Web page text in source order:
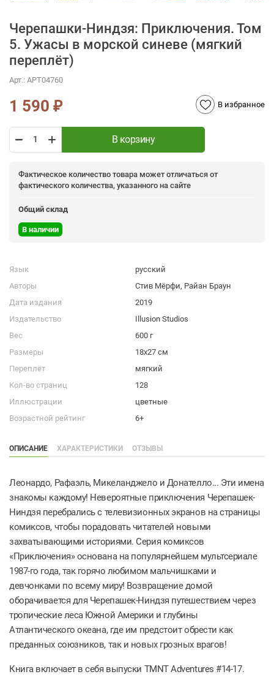
Черепашки-Ниндзя: Приключения. Том
5. Ужасы в морской синеве (мягкий
переплёт)
Арт.: АРТ04760
Фактическое количество товара может отличаться от
фактического количества, указанного на сайте
Общий склад
В наличии
1 590 ₽ В избранное
В корзину
Язык
русский
Авторы
Стив Мёрфи, Райан Браун
Дата издания
2019
Издательство
Illusion Studios
Вес
600 г
Размеры
18х27 см
Переплёт
мягкий
Кол-во страниц
128
Иллюстрации
цветные
Возрастной рейтинг
6+
ОПИСАНИЕ ХАРАКТЕРИСТИКИ ОТЗЫВЫ
Леонардо, Рафаэль, Микеланджело и Донателло... Эти имена
знакомы каждому! Невероятные приключения Черепашек-
Ниндзя перебрались с телевизионных экранов на страницы
комиксов, чтобы порадовать читателей новыми
захватывающими историями. Серия комиксов
«Приключения» основана на популярнейшем мультсериале
1987-го года, так горячо любимом мальчишками и
девчонками по всему миру! Возвращение домой
оборачивается для Черепашек-Ниндзя путешествием через
тропические леса Южной Америки и глубины
Атлантического океана, где им предстоит обрести как
преданных союзников, так и новых грозных врагов!
Книга включает в себя выпуски TMNT Adventures #14-17.